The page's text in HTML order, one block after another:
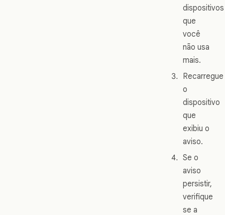
dispositivos
que
você
não usa
mais.
Recarregue
o
dispositivo
que
exibiu o
aviso.
Se o
aviso
persistir,
verifique
se a